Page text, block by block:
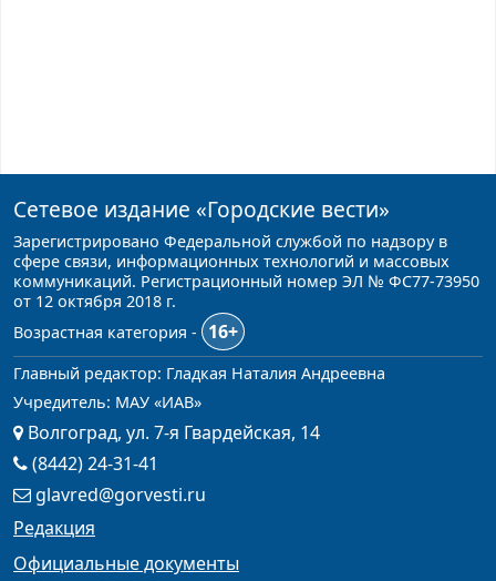
Сетевое издание «Городские вести»
Зарегистрировано Федеральной службой по надзору в
сфере связи, информационных технологий и массовых
коммуникаций. Регистрационный номер ЭЛ № ФС77-73950
от 12 октября 2018 г.
Возрастная категория -
16+
Главный редактор: Гладкая Наталия Андреевна
Учредитель: МАУ «ИАВ»
Волгоград, ул. 7-я Гвардейская, 14
(8442) 24-31-41
glavred@gorvesti.ru
Редакция
Официальные документы